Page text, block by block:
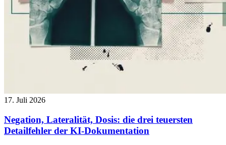
17. Juli 2026
Negation, Lateralität, Dosis: die drei teuersten
Detailfehler der KI-Dokumentation